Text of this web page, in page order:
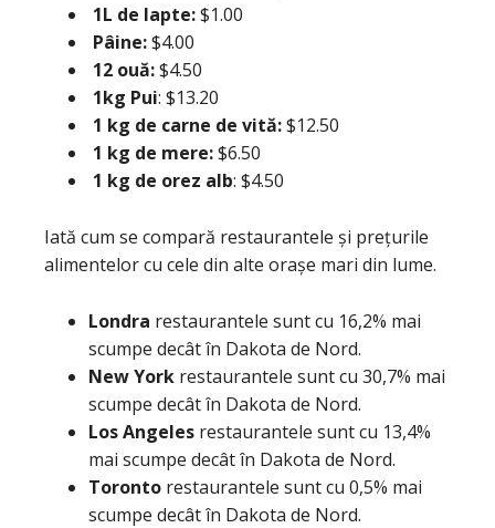
1L de lapte:$1.00
Pâine:$4.00
12 ouă:$4.50
1kg Pui: $13.20
1 kg de carne de vită:$12.50
1 kg de mere:$6.50
1 kg de orez alb: $4.50
Iată cum se compară restaurantele și prețurile
alimentelor cu cele din alte orașe mari din lume.
Londra restaurantele sunt cu 16,2% mai
scumpe decât în Dakota de Nord.
New York restaurantele sunt cu 30,7% mai
scumpe decât în Dakota de Nord.
Los Angeles restaurantele sunt cu 13,4%
mai scumpe decât în Dakota de Nord.
Toronto restaurantele sunt cu 0,5% mai
scumpe decât în Dakota de Nord.